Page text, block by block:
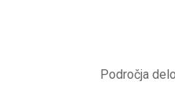
Področja